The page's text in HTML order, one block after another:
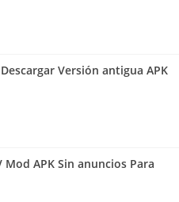
Versión antigua APK
Mod APK Sin anuncios Para